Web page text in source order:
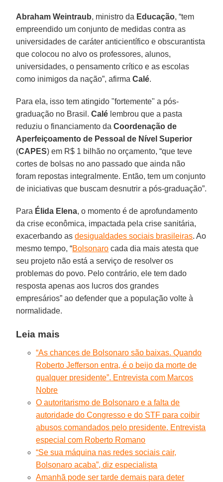
Abraham Weintraub, ministro da Educação, “tem
empreendido um conjunto de medidas contra as
universidades de caráter anticientífico e obscurantista
que colocou no alvo os professores, alunos,
universidades, o pensamento crítico e as escolas
como inimigos da nação”, afirmaCalé.
Para ela, isso tem atingido "fortemente" a pós-
graduação no Brasil.Calé lembrou que a pasta
reduziu o financiamento daCoordenação de
Aperfeiçoamento de Pessoal de Nível Superior
(CAPES) em R$ 1 bilhão no orçamento, “que teve
cortes de bolsas no ano passado que ainda não
foram repostas integralmente. Então, tem um conjunto
de iniciativas que buscam desnutrir a pós-graduação”.
Para Élida Elena, o momento é de aprofundamento
da crise econômica, impactada pela crise sanitária,
exacerbando asdesigualdades sociais brasileiras. Ao
mesmo tempo, “Bolsonaro cada dia mais atesta que
seu projeto não está a serviço de resolver os
problemas do povo. Pelo contrário, ele tem dado
resposta apenas aos lucros dos grandes
empresários” ao defender que a população volte à
normalidade.
Leia mais
“As chances de Bolsonaro são baixas. Quando
Roberto Jefferson entra, é o beijo da morte de
qualquer presidente”. Entrevista com Marcos
Nobre
O autoritarismo de Bolsonaro e a falta de
autoridade do Congresso e do STF para coibir
abusos comandados pelo presidente. Entrevista
especial com Roberto Romano
“Se sua máquina nas redes sociais cair,
Bolsonaro acaba”, diz especialista
Amanhã pode ser tarde demais para deter